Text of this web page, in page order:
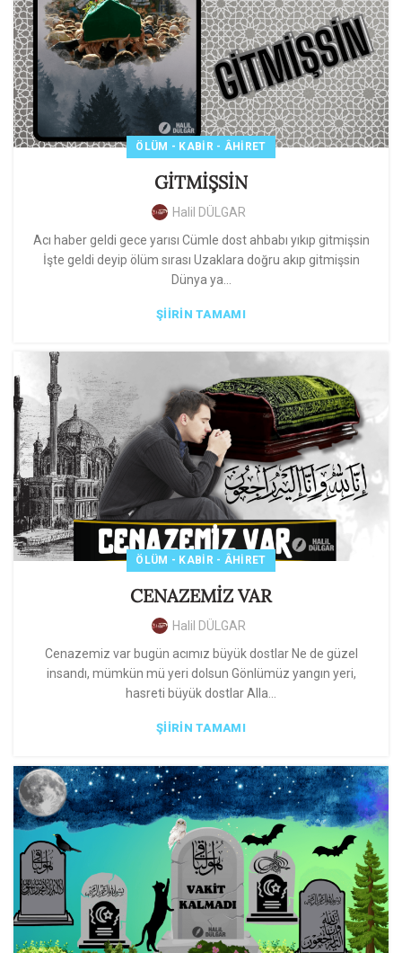
ÖLÜM - KABIR - ÂHIRET
GİTMİŞSİN
Halil DÜLGAR
Acı haber geldi gece yarısı Cümle dost ahbabı yıkıp gitmişsin
İşte geldi deyip ölüm sırası Uzaklara doğru akıp gitmişsin
Dünya ya...
ŞIIRIN TAMAMI
ÖLÜM - KABIR - ÂHIRET
CENAZEMİZ VAR
Halil DÜLGAR
Cenazemiz var bugün acımız büyük dostlar Ne de güzel
insandı, mümkün mü yeri dolsun Gönlümüz yangın yeri,
hasreti büyük dostlar Alla...
ŞIIRIN TAMAMI